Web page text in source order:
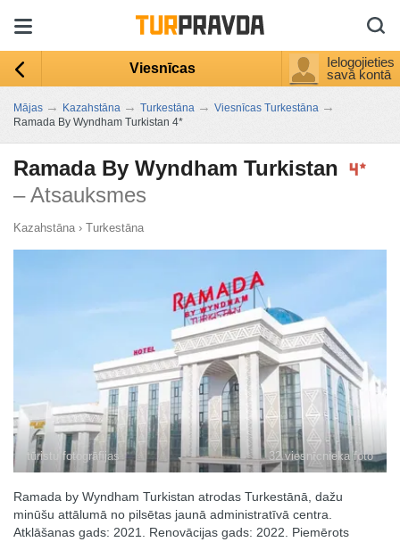
Viesnīcas
Ielogojieties
savā kontā
Mājas → Kazahstāna → Turkestāna → Viesnīcas Turkestāna →
Ramada By Wyndham Turkistan 4*
Ramada By Wyndham Turkistan
– Atsauksmes
Kazahstāna › Turkestāna
tūristu fotogrāfijas 32 viesnīcnieka foto
Ramada by Wyndham Turkistan atrodas Turkestānā, dažu
minūšu attālumā no pilsētas jaunā administratīvā centra.
Atklāšanas gads: 2021. Renovācijas gads: 2022. Piemērots